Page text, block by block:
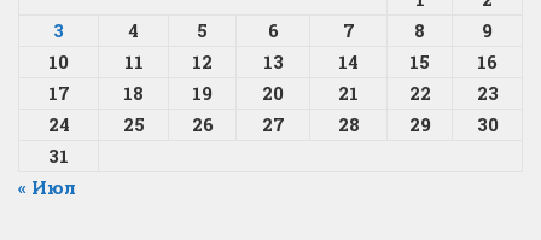
3
4 5 6 7 8
9
10
11 12 13 14 15
16
17
18 19 20 21 22
23
24
25 26 27 28 29
30
31
« Июл